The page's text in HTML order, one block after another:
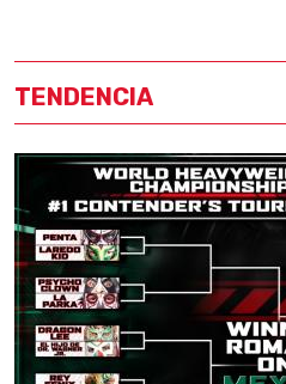
TENDENCIA